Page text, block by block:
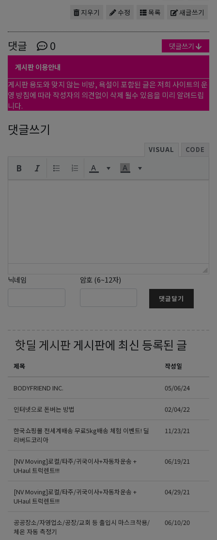
새글쓰기
목록
수정
지우기
댓글 0 댓글쓰기
게시판 이용안내
게시판 용도와 맞지 않는 비방, 욕설이 포함된 글은 저희 사이트의 운
영 방침에 따라 작성자의 의견없이 삭제 될수 있음을 미리 알려드립
니다.
댓글쓰기
VISUAL CODE
닉네임 암호 (6~12자)
댓글달기
핫딜 게시판 게시판에 최신 등록된 글
제목 작성일
BODYFRIEND INC. 05/06/24
인터넷으로 돈버는 방법 02/04/22
한국쇼핑몰 전세계배송 무료5kg배송 체험 이벤트! 딜
리버드코리아
11/23/21
[NV Moving]로컬/타주/귀국이사+자동차운송 +
UHaul 트럭렌트!!!
06/19/21
[NV Moving]로컬/타주/귀국이사+자동차운송 +
UHaul 트럭렌트!!!
04/29/21
공공장소/자영업소/공장/교회 등 출입시 마스크착용/
체온 자동 측정기
06/10/20